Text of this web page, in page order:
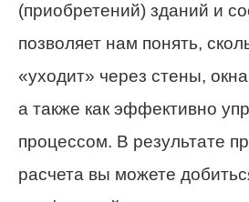
(приобретений) зданий и
позволяет нам понять,
«уходит» через стены,
а также как эффективно
процессом. В результате
расчета вы можете